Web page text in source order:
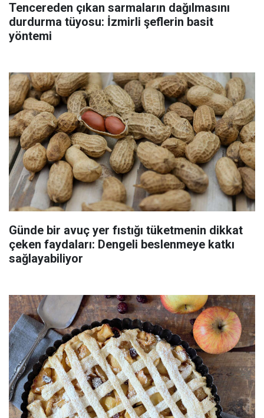
Tencereden çıkan sarmaların dağılmasını
durdurma tüyosu: İzmirli şeflerin basit
yöntemi
Günde bir avuç yer fıstığı tüketmenin dikkat
çeken faydaları: Dengeli beslenmeye katkı
sağlayabiliyor